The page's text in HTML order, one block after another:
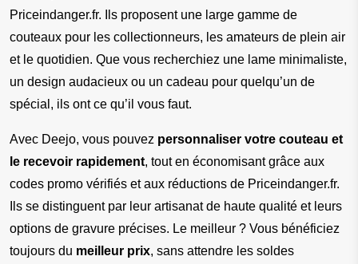
Priceindanger.fr. Ils proposent une large gamme de
couteaux pour les collectionneurs, les amateurs de plein air
et le quotidien. Que vous recherchiez une lame minimaliste,
un design audacieux ou un cadeau pour quelqu’un de
spécial, ils ont ce qu’il vous faut.
Avec Deejo, vous pouvez personnaliser votre couteau et
le recevoir rapidement, tout en économisant grâce aux
codes promo vérifiés et aux réductions de Priceindanger.fr.
Ils se distinguent par leur artisanat de haute qualité et leurs
options de gravure précises. Le meilleur ? Vous bénéficiez
toujours du meilleur prix, sans attendre les soldes